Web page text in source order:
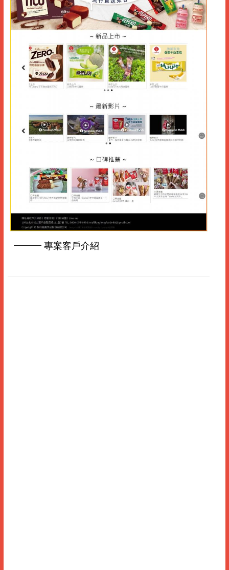
━━━ 專案客戶介紹